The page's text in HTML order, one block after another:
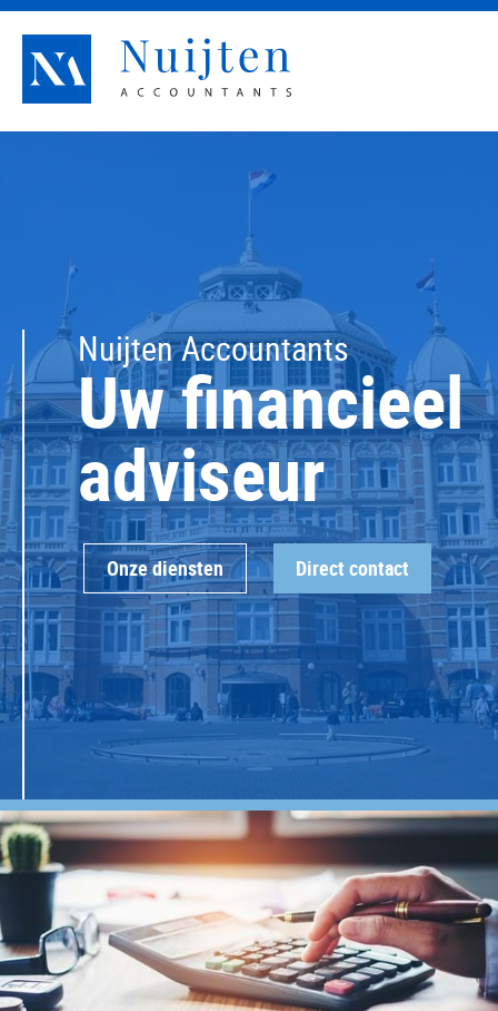
Nuijten Accountants
Uw financieel
adviseur
Onze diensten Direct contact